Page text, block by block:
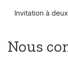
Invitation à
Nous